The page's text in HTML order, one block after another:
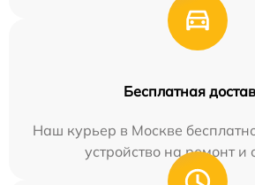
Бесплатная
Наш курьер в Москве
устройство на ремонт и